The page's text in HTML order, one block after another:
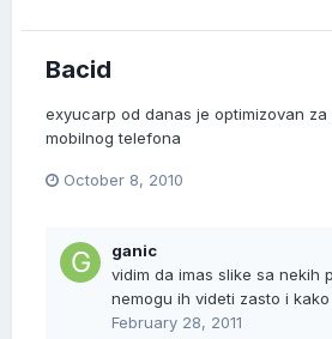
Bacid
exyucarp od danas je optimizovan za
mobilnog telefona
October 8, 2010
ganic
vidim da imas slike sa nekih
nemogu ih videti zasto i kako
February 28, 2011